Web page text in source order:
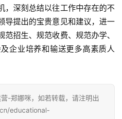
，深刻总结以往工作中存在的不
导提出的宝贵意见和建议，进一
招生、规范收费、规范办学、
企业培养和输送更多高素质人
-郑娜咪，如若转载，请注明出
educational-